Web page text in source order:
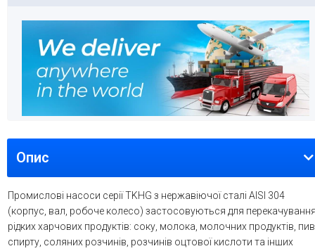
Опис
Промислові насоси серії TKHG з нержавіючої сталі AISI 304
(корпус, вал, робоче колесо) застосовуються для
рідких харчових продуктів: соку, молока, молочних продуктів,
спирту, соляних розчинів, розчинів оцтової кислоти та інших